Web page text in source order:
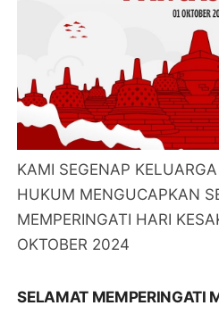
KAMI SEGENAP
HUKUM MENGUCAPKAN
MEMPERINGATI HARI
OKTOBER 2024
SELAMAT MEMPERINGATI